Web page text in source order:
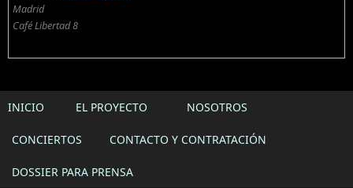
Madrid
Café Libertad 8
INICIO EL PROYECTO NOSOTROS
CONCIERTOS CONTACTO Y CONTRATACIÓN
DOSSIER PARA PRENSA